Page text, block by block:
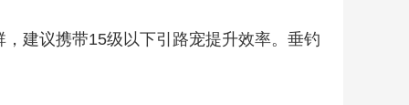
建议携带15级以下引路宠提升效率。垂钓